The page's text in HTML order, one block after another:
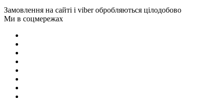
Замовлення на сайті і viber обробляються цілодобово
Ми в соцмережах